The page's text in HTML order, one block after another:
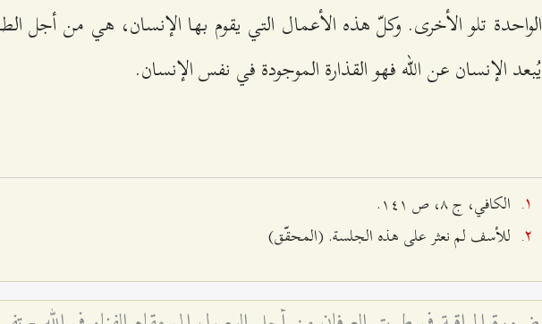
الواحدة تلو الأخرى. وكلّ هذه الأعمال التي يقوم بها الإنسان، هي من أجل
يُبعد الإنسان عن الله فهو القذارة الموجودة في نفس الإنسان.
الكافي، ج ۸، ص ۱٤۱.
للأسف لم نعثر على هذه الجلسة. (المحقّق)